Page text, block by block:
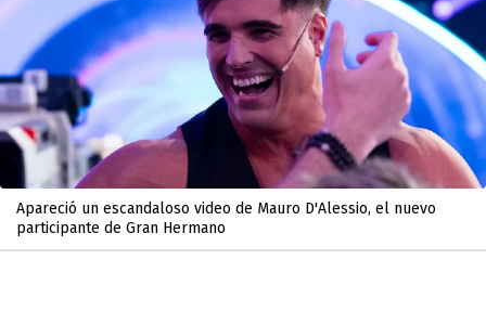
Apareció un escandaloso video de Mauro D'Alessio, el nuevo
participante de Gran Hermano